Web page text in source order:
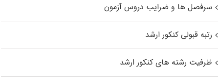
سرفصل ها و ضرایب دروس آزمون
رتبه قبولی کنکور ارشد
ظرفیت رشته های کنکور ارشد